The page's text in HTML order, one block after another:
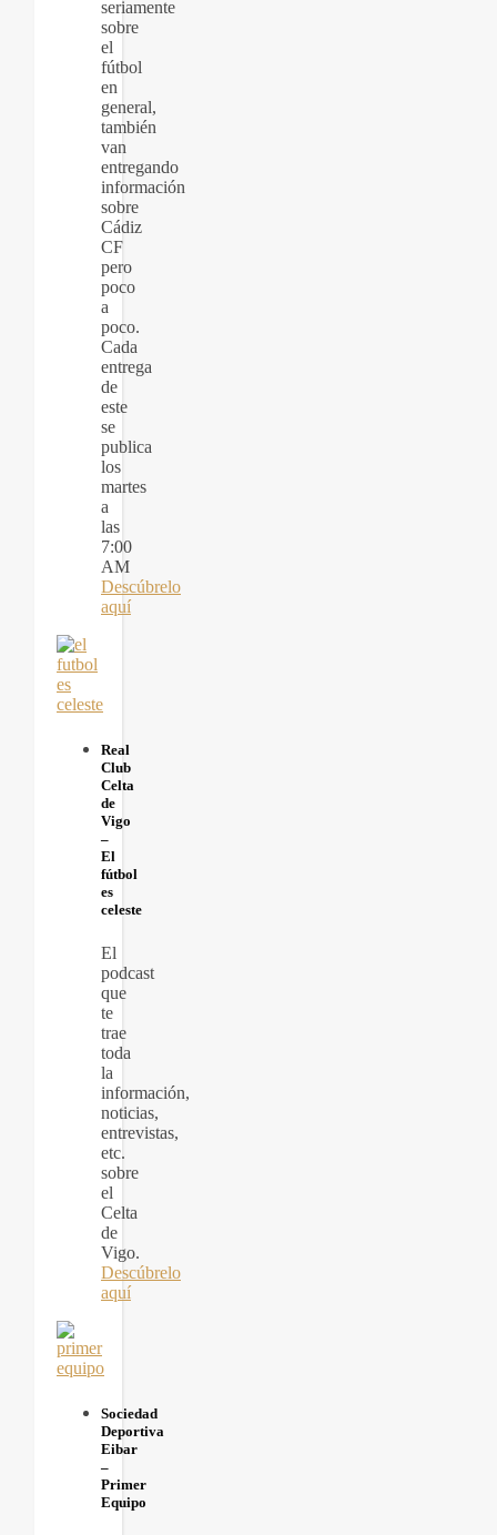
seriamente
sobre
el
fútbol
en
general,
también
van
entregando
información
sobre
Cádiz
CF
pero
poco
a
poco.
Cada
entrega
de
este
se
publica
los
martes
a
las
7:00
AM
Descúbrelo
aquí
Real
Club
Celta
de
Vigo
–
El
fútbol
es
celeste
El
podcast
que
te
trae
toda
la
información,
noticias,
entrevistas,
etc.
sobre
el
Celta
de
Vigo.
Descúbrelo
aquí
Sociedad
Deportiva
Eibar
–
Primer
Equipo